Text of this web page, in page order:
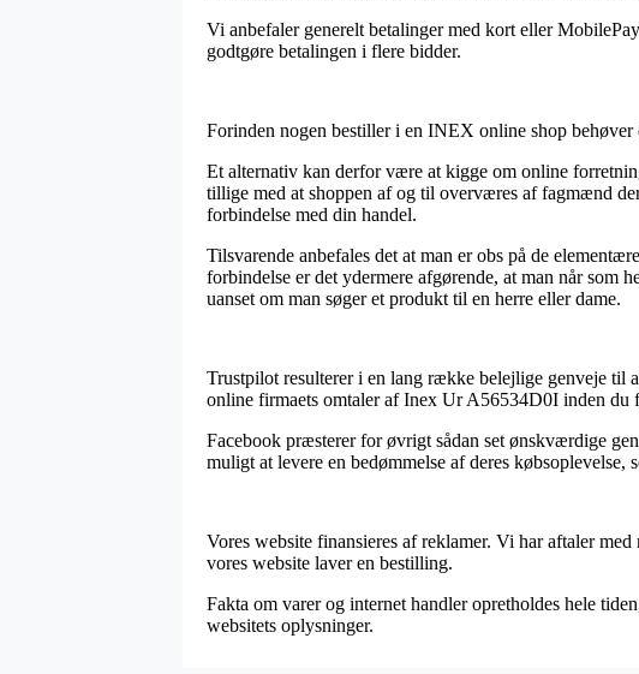
Vi anbefaler generelt betalinger med kort eller
godtgøre betalingen i flere bidder.
Forinden nogen bestiller i en INEX online shop
Et alternativ kan derfor være at kigge om online
tillige med at shoppen af og til overværes af fagmænd
forbindelse med din handel.
Tilsvarende anbefales det at man er obs på de
forbindelse er det ydermere afgørende, at man når som
uanset om man søger et produkt til en herre eller dame.
Trustpilot resulterer i en lang række belejlige genveje til
online firmaets omtaler af Inex Ur A56534D0I inden du
Facebook præsterer for øvrigt sådan set ønskværdige
muligt at levere en bedømmelse af deres
Vores website finansieres af reklamer. Vi har aftaler
vores website laver en bestilling.
Fakta om varer og internet handler opretholdes hele
websitets oplysninger.